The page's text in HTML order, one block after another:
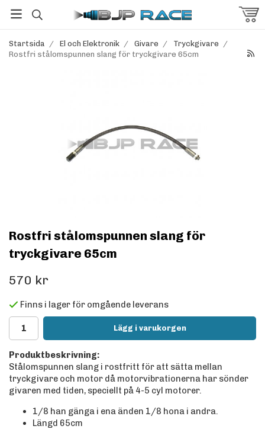
Startsida / El och Elektronik / Givare / Tryckgivare /
Rostfri stålomspunnen slang för tryckgivare 65cm
Rostfri stålomspunnen slang för
tryckgivare 65cm
570 kr
Finns i lager för omgående leverans
Lägg i varukorgen
Produktbeskrivning:
Stålomspunnen slang i rostfritt för att sätta mellan
tryckgivare och motor då motorvibrationerna har sönder
givaren med tiden, speciellt på 4-5 cyl motorer.
1/8 han gänga i ena änden 1/8 hona i andra.
Längd 65cm